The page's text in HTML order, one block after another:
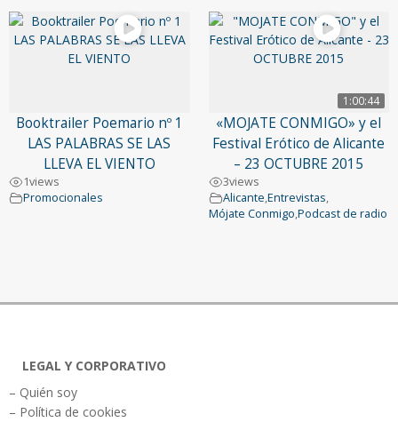
Booktrailer Poemario nº 1
LAS PALABRAS SE LAS
LLEVA EL VIENTO
1views
Promocionales
1:00:44
«MOJATE CONMIGO» y el
Festival Erótico de Alicante
– 23 OCTUBRE 2015
3views
Alicante,Entrevistas,
Mójate Conmigo,Podcast de radio
LEGAL Y CORPORATIVO
– Quién soy
– Política de cookies